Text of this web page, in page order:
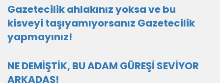
Gazetecilik ahlakınız yoksa ve bu
kisveyi taşıyamıyorsanız Gazetecilik
yapmayınız!
NE DEMİŞTİK, BU ADAM GÜREŞİ SEVİYOR
ARKADAŞ!